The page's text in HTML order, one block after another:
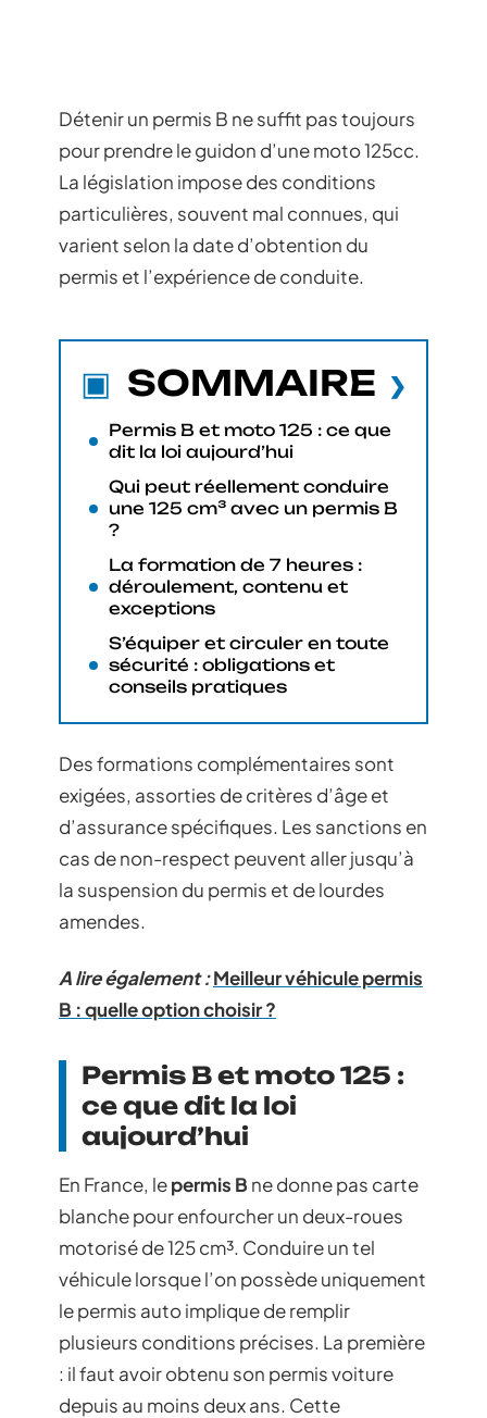
Détenir un permis B ne suffit pas toujours
pour prendre le guidon d’une moto 125cc.
La législation impose des conditions
particulières, souvent mal connues, qui
varient selon la date d’obtention du
permis et l’expérience de conduite.
SOMMAIRE
Permis B et moto 125 : ce que
dit la loi aujourd’hui
Qui peut réellement conduire
une 125 cm³ avec un permis B
?
La formation de 7 heures :
déroulement, contenu et
exceptions
S’équiper et circuler en toute
sécurité : obligations et
conseils pratiques
Des formations complémentaires sont
exigées, assorties de critères d’âge et
d’assurance spécifiques. Les sanctions en
cas de non-respect peuvent aller jusqu’à
la suspension du permis et de lourdes
amendes.
A lire également :Meilleur véhicule permis
B : quelle option choisir ?
Permis B et moto 125 :
ce que dit la loi
aujourd’hui
En France, lepermis B ne donne pas carte
blanche pour enfourcher un deux-roues
motorisé de 125 cm³. Conduire un tel
véhicule lorsque l’on possède uniquement
le permis auto implique de remplir
plusieurs conditions précises. La première
: il faut avoir obtenu son permis voiture
depuis au moins deux ans. Cette